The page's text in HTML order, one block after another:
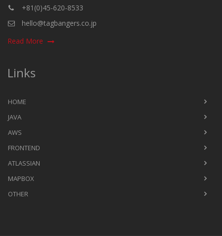
+81(0)45-620-8533
hello@tagbangers.co.jp
Read More
Links
HOME
JAVA
AWS
FRONTEND
ATLASSIAN
MAPBOX
OTHER